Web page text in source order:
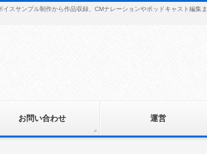
スサンプル制作から作品収録、CMナレーションやポッドキャスト編集ま
お問い合わせ 運営